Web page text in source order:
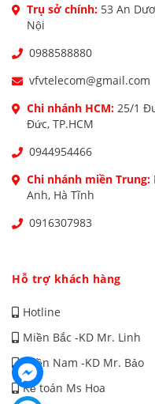
Trụ sở chính: 53 An
Nội
0988588880
vfvtelecom@gmail.com
Chi nhánh HCM: 25/1
Đức, TP.HCM
0944954466
Chi nhánh miền Trung:
Anh, Hà Tĩnh
0916307983
Hỗ trợ khách hàng
Hotline
Miền Bắc -KD Mr. Linh
Miền Nam -KD Mr. Bảo
Kế toán Ms Hoa